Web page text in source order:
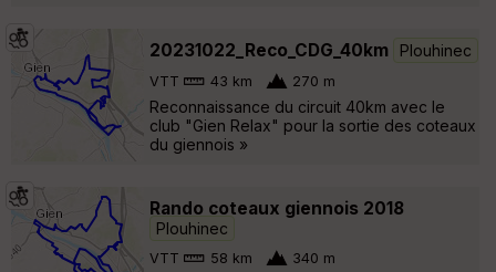
20231022_Reco_CDG_40km Plouhinec
VTT 43 km 270 m
Reconnaissance du circuit 40km avec le
club "Gien Relax" pour la sortie des coteaux
du giennois »
Rando coteaux giennois 2018
Plouhinec
VTT 58 km 340 m